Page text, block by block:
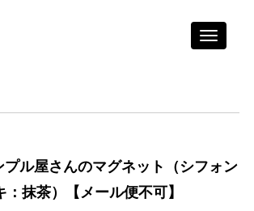
Toggle
プル屋さんのマグネット（シフォン
：抹茶）【メール便不可】